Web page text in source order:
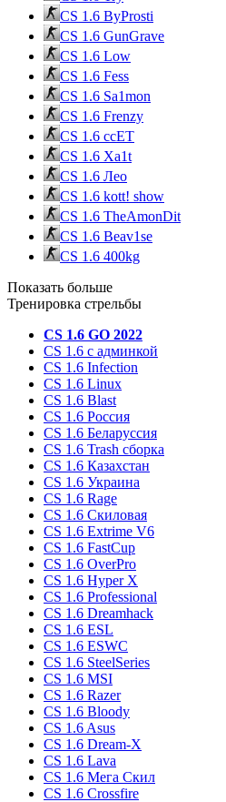
CS 1.6 ByProsti
CS 1.6 GunGrave
CS 1.6 Low
CS 1.6 Fess
CS 1.6 Sa1mon
CS 1.6 Frenzy
CS 1.6 ccET
CS 1.6 Xa1t
CS 1.6 Лео
CS 1.6 kott! show
CS 1.6 TheAmonDit
CS 1.6 Beav1se
CS 1.6 400kg
Показать больше
Тренировка стрельбы
CS 1.6 GO 2022
CS 1.6 с админкой
CS 1.6 Infection
CS 1.6 Linux
CS 1.6 Blast
CS 1.6 Россия
CS 1.6 Беларуссия
CS 1.6 Trash сборка
CS 1.6 Казахстан
CS 1.6 Украина
CS 1.6 Rage
CS 1.6 Скиловая
CS 1.6 Extrime V6
CS 1.6 FastCup
CS 1.6 OverPro
CS 1.6 Hyper X
CS 1.6 Professional
CS 1.6 Dreamhack
CS 1.6 ESL
CS 1.6 ESWC
CS 1.6 SteelSeries
CS 1.6 MSI
CS 1.6 Razer
CS 1.6 Bloody
CS 1.6 Asus
CS 1.6 Dream-X
CS 1.6 Lava
CS 1.6 Мега Скил
CS 1.6 Crossfire